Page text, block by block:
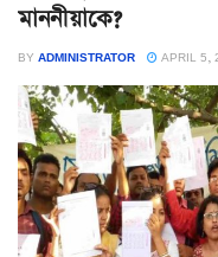
মাননীয়াকে?
BY ADMINISTRATOR APRIL 5,